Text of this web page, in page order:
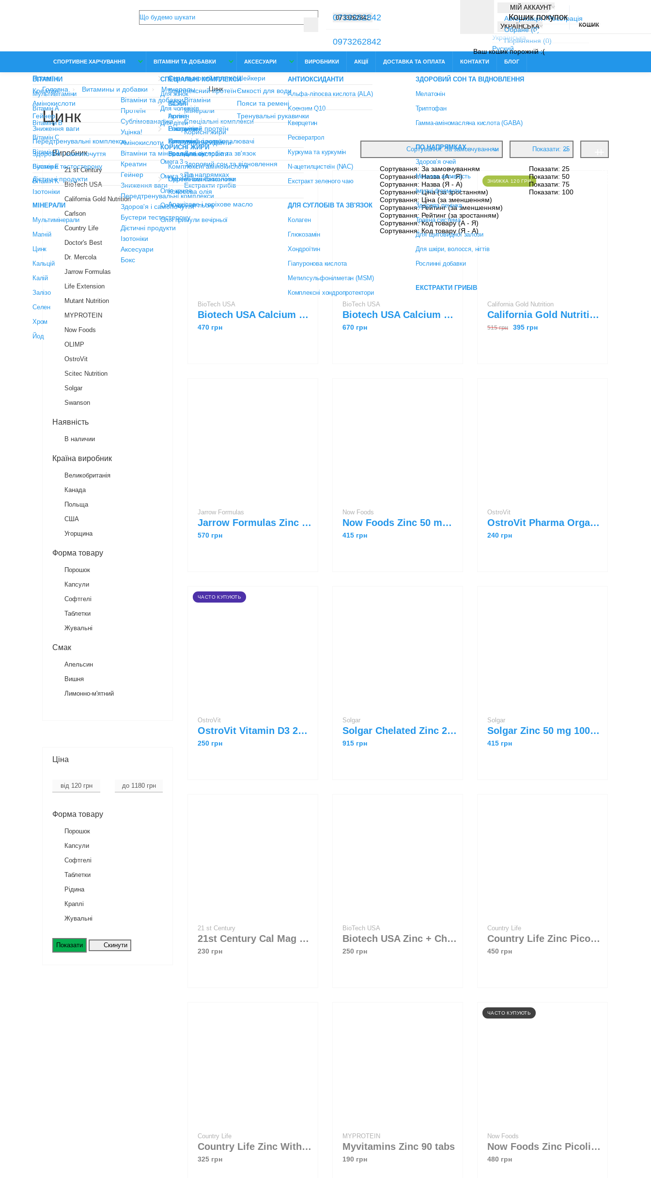
МІЙ АККАУНТ
УКРАЇНСЬКА
СПОРТИВНЕ ХАРЧУВАННЯ ВІТАМІНИ ТА ДОБАВКИ АКСЕСУАРИ ВИРОБНИКИ АКЦІЇ ДОСТАВКА ТА ОПЛАТА КОНТАКТИ
Головна Витамины и добавки Минералы Цинк
Цинк
Виробник
21 st Century
BioTech USA
California Gold Nutrition
Carlson
Country Life
Doctor's Best
Dr. Mercola
Jarrow Formulas
Life Extension
Mutant Nutrition
MYPROTEIN
Now Foods
OLIMP
OstroVit
Scitec Nutrition
Solgar
Swanson
Наявність
В наличии
Країна виробник
Великобританія
Канада
Польща
США
Угорщина
Форма товару
Порошок
Капсули
Софтгелі
Таблетки
Жувальні
Смак
Апельсин
Вишня
Лимонно-м'ятний
Ціна
Форма товару
Порошок
Капсули
Софтгелі
Таблетки
Рідина
Краплі
Жувальні
Показати Скинути
Сортування: За замовчуванням Показати: 25
BioTech USA
Biotech USA Calcium Zinc Magnesium 100 tabs
470 грн
BioTech USA
Biotech USA Calcium Zinc Magnesium from organic sources 90 tabs
670 грн
ЗНИЖКА 120 ГРН
California Gold Nutrition
California Gold Nutrition Zinc Picolinate 50 mg 120 veg caps
515 грн 395 грн
Jarrow Formulas
Jarrow Formulas Zinc Balance 100 veggie caps
570 грн
Now Foods
Now Foods Zinc 50 mg 250 tabs
415 грн
OstroVit
OstroVit Pharma Organic Zinc 90 tabs
240 грн
ЧАСТО КУПУЮТЬ
OstroVit
OstroVit Vitamin D3 2000 IU + K2 MK-7 + C + Zn 60 caps
250 грн
Solgar
Solgar Chelated Zinc 250 tabs
915 грн
Solgar
Solgar Zinc 50 mg 100 tabs
415 грн
21 st Century
21st Century Cal Mag Zinc D3 90 tabs
230 грн
BioTech USA
Biotech USA Zinc + Chelate 60 tabs
250 грн
Country Life
Country Life Zinc Picolinate 25 mg 100 tabs
450 грн
Country Life
Country Life Zinc With Vitamin C 60 lozenges
325 грн
MYPROTEIN
Myvitamins Zinc 90 tabs
190 грн
ЧАСТО КУПУЮТЬ
Now Foods
Now Foods Zinc Picolinate 50 mg 120 caps
480 грн